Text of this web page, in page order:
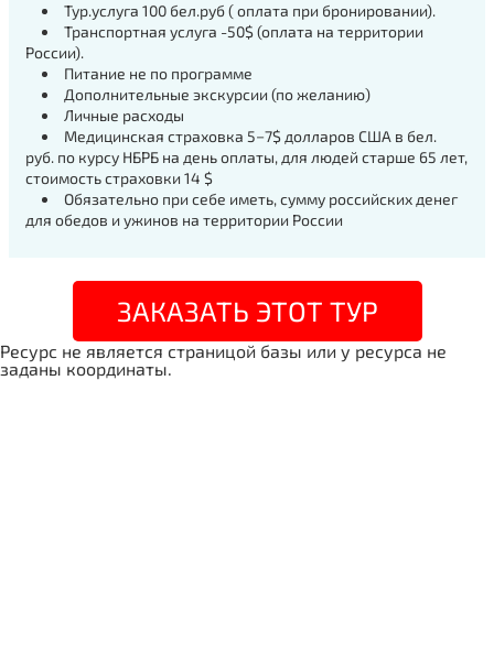
Тур.услуга 100 бел.руб ( оплата при бронировании).
Транспортная услуга -50$ (оплата на территории
России).
Питание не по программе
Дополнительные экскурсии (по желанию)
Личные расходы
Медицинская страховка 5−7$ долларов США в бел.
руб. по курсу НБРБ на день оплаты, для людей старше 65 лет,
стоимость страховки 14 $
Обязательно при себе иметь, сумму российских денег
для обедов и ужинов на территории России
ЗАКАЗАТЬ ЭТОТ ТУР
Ресурс не является страницой базы или у ресурса не
заданы координаты.